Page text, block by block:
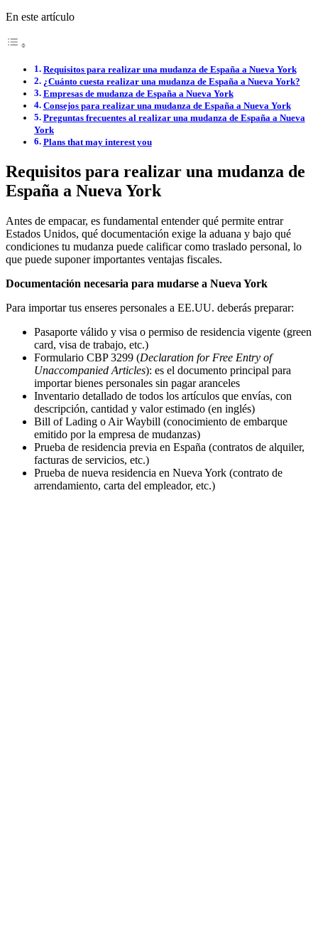
En este artículo
Requisitos para realizar una mudanza de España a Nueva York
¿Cuánto cuesta realizar una mudanza de España a Nueva York?
Empresas de mudanza de España a Nueva York
Consejos para realizar una mudanza de España a Nueva York
Preguntas frecuentes al realizar una mudanza de España a Nueva
York
Plans that may interest you
Requisitos para realizar una mudanza de
España a Nueva York
Antes de empacar, es fundamental entender qué permite entrar
Estados Unidos, qué documentación exige la aduana y bajo qué
condiciones tu mudanza puede calificar como traslado personal, lo
que puede suponer importantes ventajas fiscales.
Documentación necesaria para mudarse a Nueva York
Para importar tus enseres personales a EE.UU. deberás preparar:
Pasaporte válido y visa o permiso de residencia vigente (green
card, visa de trabajo, etc.)
Formulario CBP 3299 (Declaration for Free Entry of
Unaccompanied Articles): es el documento principal para
importar bienes personales sin pagar aranceles
Inventario detallado de todos los artículos que envías, con
descripción, cantidad y valor estimado (en inglés)
Bill of Lading o Air Waybill (conocimiento de embarque
emitido por la empresa de mudanzas)
Prueba de residencia previa en España (contratos de alquiler,
facturas de servicios, etc.)
Prueba de nueva residencia en Nueva York (contrato de
arrendamiento, carta del empleador, etc.)